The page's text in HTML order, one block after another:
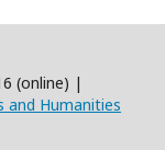
(online) |
and Humanities